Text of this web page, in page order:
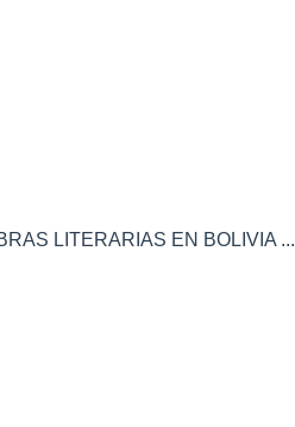
LITERARIAS EN BOLIVIA ...